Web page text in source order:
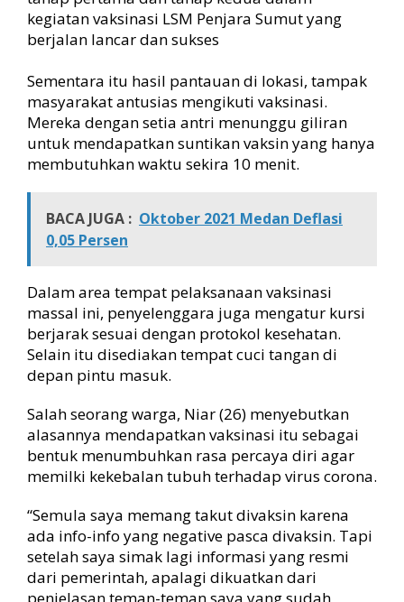
kegiatan vaksinasi LSM Penjara Sumut yang
berjalan lancar dan sukses
Sementara itu hasil pantauan di lokasi, tampak
masyarakat antusias mengikuti vaksinasi.
Mereka dengan setia antri menunggu giliran
untuk mendapatkan suntikan vaksin yang hanya
membutuhkan waktu sekira 10 menit.
BACA JUGA : Oktober 2021 Medan Deflasi
0,05 Persen
Dalam area tempat pelaksanaan vaksinasi
massal ini, penyelenggara juga mengatur kursi
berjarak sesuai dengan protokol kesehatan.
Selain itu disediakan tempat cuci tangan di
depan pintu masuk.
Salah seorang warga, Niar (26) menyebutkan
alasannya mendapatkan vaksinasi itu sebagai
bentuk menumbuhkan rasa percaya diri agar
memilki kekebalan tubuh terhadap virus corona.
“Semula saya memang takut divaksin karena
ada info-info yang negative pasca divaksin. Tapi
setelah saya simak lagi informasi yang resmi
dari pemerintah, apalagi dikuatkan dari